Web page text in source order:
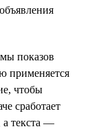
показов
применяется
чтобы
сработает
а текста —